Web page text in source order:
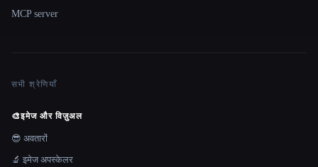
MCP server
सभी श्रेणियाँ
🎨इमेज और विज़ुअल
😎 अवतारों
🔬 इमेज अपस्केलर